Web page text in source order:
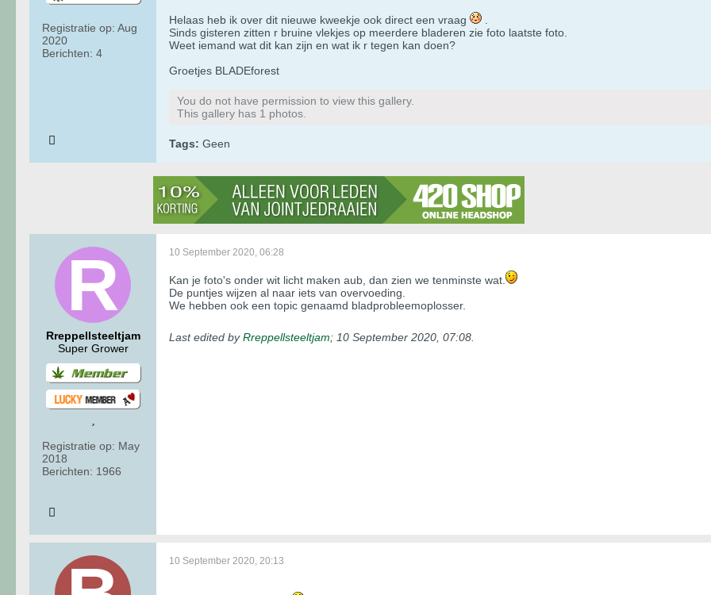
Registratie op: Aug
2020
Berichten: 4
Helaas heb ik over dit nieuwe kweekje ook direct een vraag
Sinds gisteren zitten r bruine vlekjes op meerdere bladeren zie foto laatste foto.
Weet iemand wat dit kan zijn en wat ik r tegen kan doen?
Groetjes BLADEforest
You do not have permission to view this gallery.
This gallery has 1 photos.
Tags: Geen
Rreppellsteeltjam
Super Grower
Registratie op: May
2018
Berichten: 1966
10 September 2020, 06:28
Kan je foto's onder wit licht maken aub, dan zien we tenminste wat.
De puntjes wijzen al naar iets van overvoeding.
We hebben ook een topic genaamd bladprobleemoplosser.
Last edited byRreppellsteeltjam; 10 September 2020, 07:08
10 September 2020, 20:13